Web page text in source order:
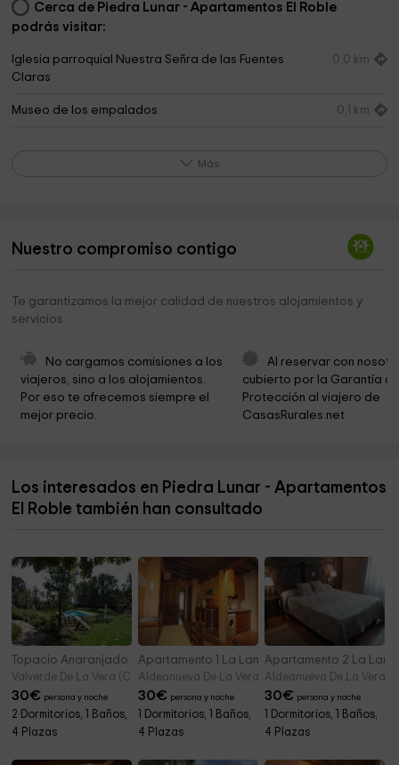
Cerca de Piedra Lunar - Apartamentos El Roble
podrás visitar:
Iglesia parroquial Nuestra Señra de las Fuentes
Claras
0,0 km
Museo de los empalados 0,1 km
Ermita de San Anton 2,6 km
Municipio de Villanueva De La Vera 2,8 km
Ermita de San Sebastián 3,2 km
Santisimo Cristo de la Buena Muerte 3,3 km
Dam of Villanueva de la Vera
Más
Nuestro compromiso contigo
Te garantizamos la mejor calidad de nuestros alojamientos y
servicios
No cargamos comisiones a los
viajeros, sino a los alojamientos.
Por eso te ofrecemos siempre el
mejor precio.
Al reservar con
cubierto por la Garantía
Protección al viajero de
CasasRurales.net
Los interesados en Piedra Lunar - Apartamentos
El Roble también han consultado
Topacio Anaranjado - Apartamentos El Roble
Valverde De La Vera (Cáceres)
30€ persona y noche
2 Dormitorios, 1 Baños,
4 Plazas
Apartamento 1 La Lancha
Aldeanueva De La Vera (Cáceres)
30€ persona y noche
1 Dormitorios, 1 Baños,
4 Plazas
Apartamento 2 La
Aldeanueva De La Vera
30€ persona y noche
1 Dormitorios, 1 Baños,
4 Plazas